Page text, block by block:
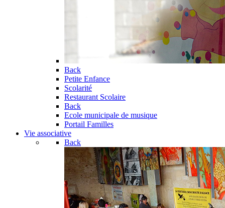
Back
Petite Enfance
Scolarité
Restaurant Scolaire
Back
Ecole municipale de musique
Portail Familles
Vie associative
Back